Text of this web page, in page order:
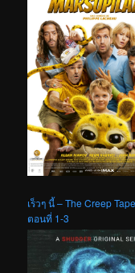
เร็วๆ นี้ – The Creep
ตอนที่ 1-3